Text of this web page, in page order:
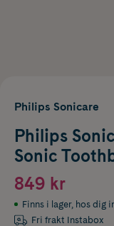
Philips Sonicare
Philips
Sonic
849 kr
Finns i lager, hos dig
Fri frakt Instabox